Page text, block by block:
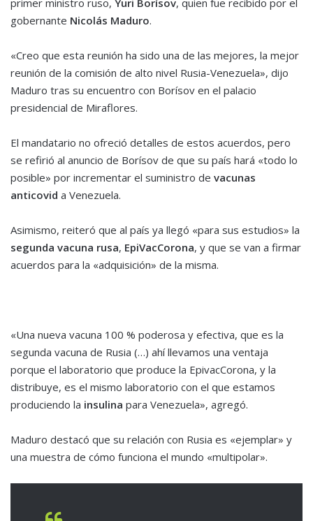
primer ministro ruso, Yuri Borísov, quien fue recibido por el
gobernante Nicolás Maduro.
«Creo que esta reunión ha sido una de las mejores, la mejor
reunión de la comisión de alto nivel Rusia-Venezuela», dijo
Maduro tras su encuentro con Borísov en el palacio
presidencial de Miraflores.
El mandatario no ofreció detalles de estos acuerdos, pero
se refirió al anuncio de Borísov de que su país hará «todo lo
posible» por incrementar el suministro de vacunas
anticovid a Venezuela.
Asimismo, reiteró que al país ya llegó «para sus estudios» la
segunda vacuna rusa, EpiVacCorona, y que se van a firmar
acuerdos para la «adquisición» de la misma.
«Una nueva vacuna 100 % poderosa y efectiva, que es la
segunda vacuna de Rusia (…) ahí llevamos una ventaja
porque el laboratorio que produce la EpivacCorona, y la
distribuye, es el mismo laboratorio con el que estamos
produciendo la insulina para Venezuela», agregó.
Maduro destacó que su relación con Rusia es «ejemplar» y
una muestra de cómo funciona el mundo «multipolar».